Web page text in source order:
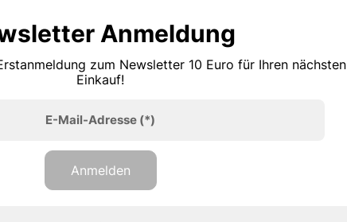
Anmeldung
zum Newsletter 10 Euro für Ihren nächsten
Einkauf!
E-Mail-Adresse(*)
Anmelden